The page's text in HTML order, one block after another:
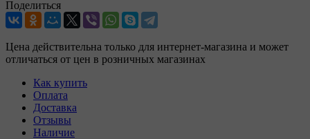
Поделиться
Цена действительна только для интернет-магазина и может
отличаться от цен в розничных магазинах
Как купить
Оплата
Доставка
Отзывы
Наличие